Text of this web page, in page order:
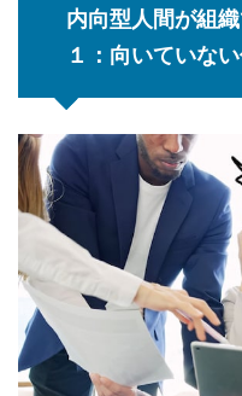
内向型人間が組
１：向いていな